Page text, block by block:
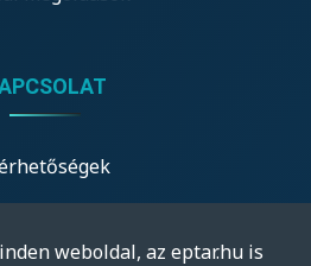
weboldal, az eptar.hu is